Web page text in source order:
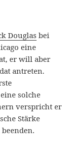
Douglas bei
eine
er will aber
antreten.
solche
verspricht er
Stärke